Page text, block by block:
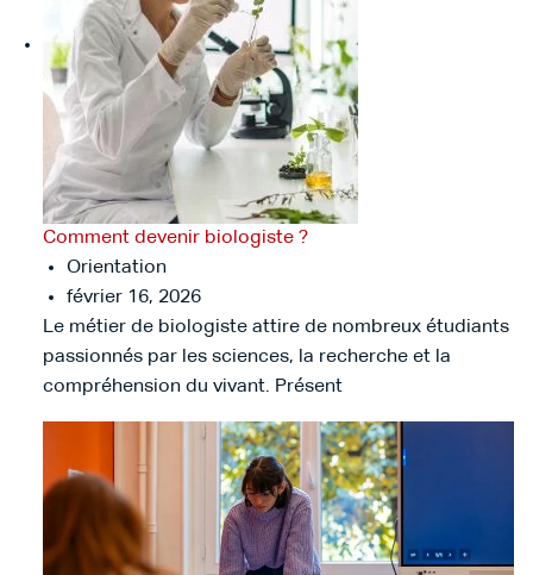
Comment devenir biologiste ?
Orientation
février 16, 2026
Le métier de biologiste attire de nombreux étudiants
passionnés par les sciences, la recherche et la
compréhension du vivant. Présent